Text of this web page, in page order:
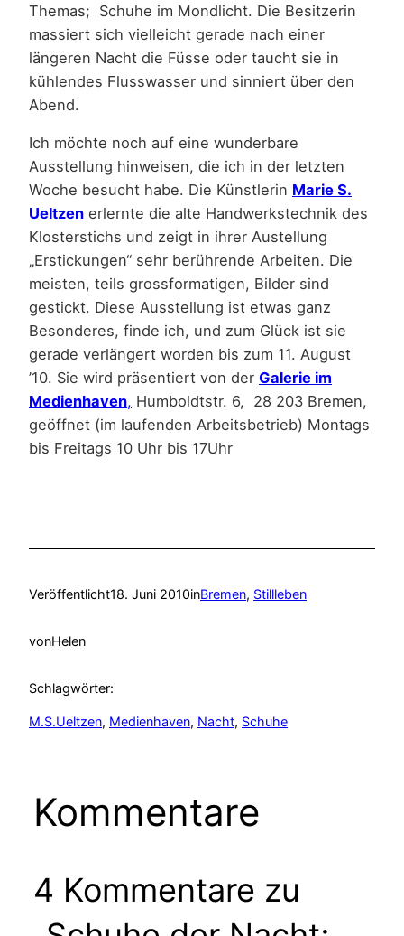
Themas; Schuhe im Mondlicht. Die Besitzerin
massiert sich vielleicht gerade nach einer
längeren Nacht die Füsse oder taucht sie in
kühlendes Flusswasser und sinniert über den
Abend.
Ich möchte noch auf eine wunderbare
Ausstellung hinweisen, die ich in der letzten
Woche besucht habe. Die Künstlerin Marie S.
Ueltzen erlernte die alte Handwerkstechnik des
Klosterstichs und zeigt in ihrer Austellung
„Erstickungen“ sehr berührende Arbeiten. Die
meisten, teils grossformatigen, Bilder sind
gestickt. Diese Ausstellung ist etwas ganz
Besonderes, finde ich, und zum Glück ist sie
gerade verlängert worden bis zum 11. August
’10. Sie wird präsentiert von der Galerie im
Medienhaven, Humboldtstr. 6, 28 203 Bremen,
geöffnet (im laufenden Arbeitsbetrieb) Montags
bis Freitags 10 Uhr bis 17Uhr
Veröffentlicht18. Juni 2010inBremen, Stillleben
vonHelen
Schlagwörter:
M.S.Ueltzen, Medienhaven, Nacht, Schuhe
Kommentare
4 Kommentare zu